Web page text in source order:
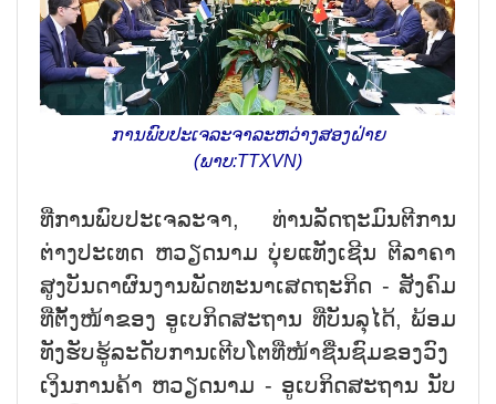
ການພົບປະເຈລະຈາລະຫວ່າງສອງຝ່າຍ
(ພາບ:TTXVN)
ທີ່ການພົບປະເຈລະຈາ, ທ່ານລັດຖະມົນຕີການ
ຕ່າງປະເທດ ຫວຽດນາມ ບຸ່ຍແທັງເຊີນ ຕີລາຄາ
ສູງບັນດາຜົນງານພັດທະນາເສດຖະກິດ - ສັງຄົມ
ທີ່ຕັ້ງໜ້າຂອງ ອູເບກິດສະຖານ ທີ່ບັນລຸໄດ້, ພ້ອມ
ທັງຮັບຮູ້ລະດັບການເຕີບໂຕທີ່ໜ້າຊື່ນຊົມຂອງວົງ
ເງິນການຄ້າ ຫວຽດນາມ - ອູເບກິດສະຖານ ນັບ